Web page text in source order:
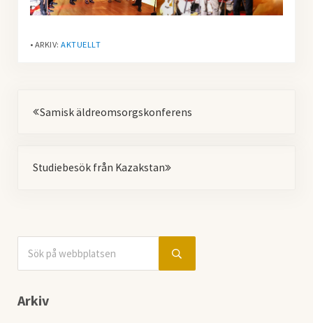
• ARKIV:AKTUELLT
Samisk äldreomsorgskonferens
Studiebesök från Kazakstan
Sidebar
Submit search
Arkiv